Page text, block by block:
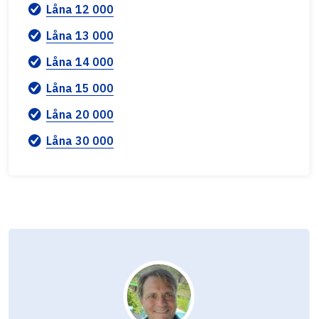
Låna 12 000
Låna 13 000
Låna 14 000
Låna 15 000
Låna 20 000
Låna 30 000